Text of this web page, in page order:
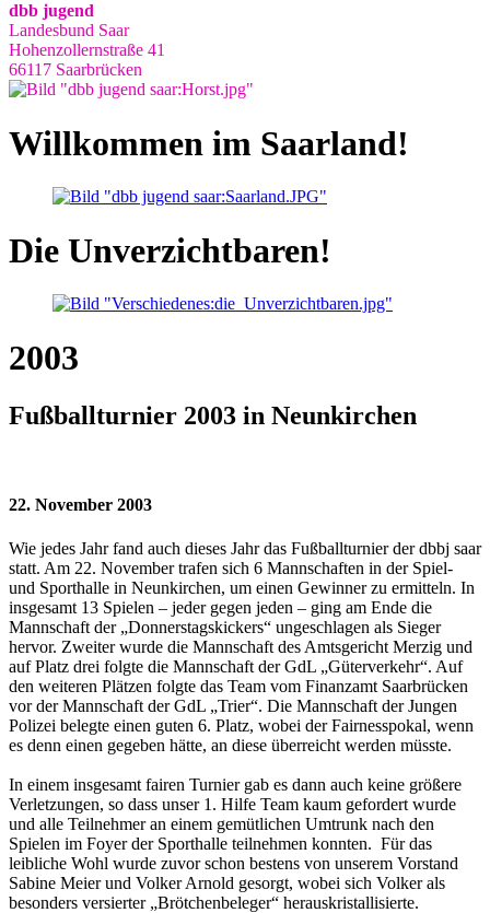
dbb jugend
Landesbund Saar
Hohenzollernstraße 41
66117 Saarbrücken
Willkommen im Saarland!
Die Unverzichtbaren!
2003
Fußballturnier 2003 in Neunkirchen
22. November 2003
Wie jedes Jahr fand auch dieses Jahr das Fußballturnier der dbbj saar
statt. Am 22. November trafen sich 6 Mannschaften in der Spiel-
und Sporthalle in Neunkirchen, um einen Gewinner zu ermitteln. In
insgesamt 13 Spielen – jeder gegen jeden – ging am Ende die
Mannschaft der „Donnerstagskickers“ ungeschlagen als Sieger
hervor. Zweiter wurde die Mannschaft des Amtsgericht Merzig und
auf Platz drei folgte die Mannschaft der GdL „Güterverkehr“. Auf
den weiteren Plätzen folgte das Team vom Finanzamt Saarbrücken
vor der Mannschaft der GdL „Trier“. Die Mannschaft der Jungen
Polizei belegte einen guten 6. Platz, wobei der Fairnesspokal, wenn
es denn einen gegeben hätte, an diese überreicht werden müsste.
In einem insgesamt fairen Turnier gab es dann auch keine größere
Verletzungen, so dass unser 1. Hilfe Team kaum gefordert wurde
und alle Teilnehmer an einem gemütlichen Umtrunk nach den
Spielen im Foyer der Sporthalle teilnehmen konnten. Für das
leibliche Wohl wurde zuvor schon bestens von unserem Vorstand
Sabine Meier und Volker Arnold gesorgt, wobei sich Volker als
besonders versierter „Brötchenbeleger“ herauskristallisierte.